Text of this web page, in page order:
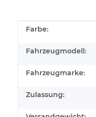
Produkteigenschaft
Wert
Farbe:
Fahrzeugmodell:
Fahrzeugmarke:
Zulassung: